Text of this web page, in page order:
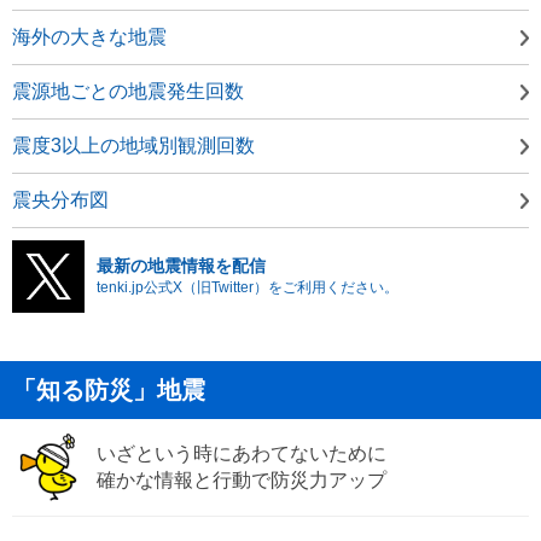
海外の大きな地震
震源地ごとの地震発生回数
震度3以上の地域別観測回数
震央分布図
最新の地震情報を配信
tenki.jp公式X（旧Twitter）をご利用ください。
「知る防災」地震
いざという時にあわてないために
確かな情報と行動で防災力アップ